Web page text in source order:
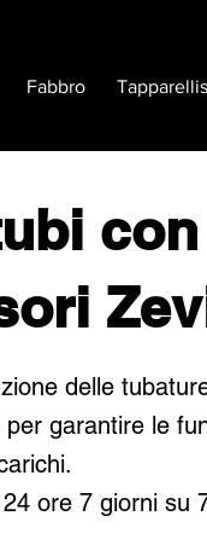
Fabbro
delle
garantire le
ore 7 giorni su